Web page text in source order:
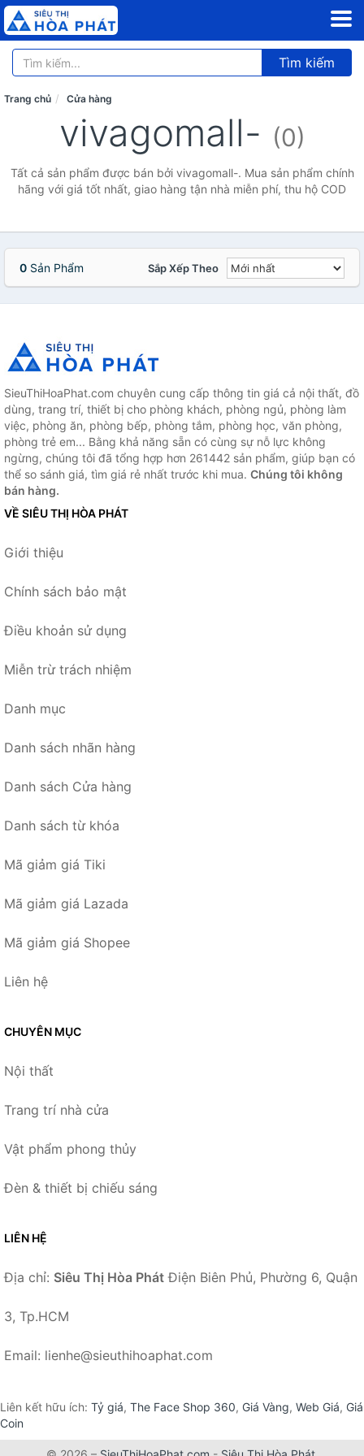
Tìm kiếm
Trang chủ Cửa hàng
vivagomall- (0)
Tất cả sản phẩm được bán bởi vivagomall-. Mua sản phẩm chính
hãng với giá tốt nhất, giao hàng tận nhà miễn phí, thu hộ COD
0 Sản Phẩm Sắp Xếp Theo
SieuThiHoaPhat.com chuyên cung cấp thông tin giá cả nội thất, đồ
dùng, trang trí, thiết bị cho phòng khách, phòng ngủ, phòng làm
việc, phòng ăn, phòng bếp, phòng tắm, phòng học, văn phòng,
phòng trẻ em... Bằng khả năng sẵn có cùng sự nỗ lực không
ngừng, chúng tôi đã tổng hợp hơn 261442 sản phẩm, giúp bạn có
thể so sánh giá, tìm giá rẻ nhất trước khi mua. Chúng tôi không
bán hàng.
VỀ SIÊU THỊ HÒA PHÁT
Giới thiệu
Chính sách bảo mật
Điều khoản sử dụng
Miễn trừ trách nhiệm
Danh mục
Danh sách nhãn hàng
Danh sách Cửa hàng
Danh sách từ khóa
Mã giảm giá Tiki
Mã giảm giá Lazada
Mã giảm giá Shopee
Liên hệ
CHUYÊN MỤC
Nội thất
Trang trí nhà cửa
Vật phẩm phong thủy
Đèn & thiết bị chiếu sáng
LIÊN HỆ
Địa chỉ: Siêu Thị Hòa Phát Điện Biên Phủ, Phường 6, Quận
3, Tp.HCM
Email: lienhe@sieuthihoaphat.com
Liên kết hữu ích: Tỷ giá, The Face Shop 360, Giá Vàng, Web Giá, Giá
Coin